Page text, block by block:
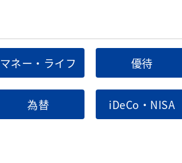
マネー・ライフ 優待
為替 iDeCo・NISA